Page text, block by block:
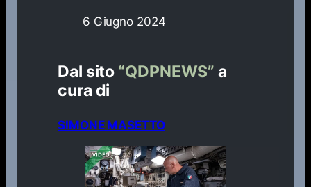
6 Giugno 2024
Dal sito “QDPNEWS” a
cura di
SIMONE MASETTO